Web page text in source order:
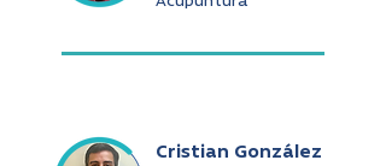
Cristian González